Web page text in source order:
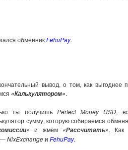
обменникFehuPay.
вывод, о том, как выгоднее
«Калькулятором».
ты получишь Perfect Money USD,
сумму, которую собираемся
и жмём «Рассчитать». Как
NixExchangeи FehuPay.